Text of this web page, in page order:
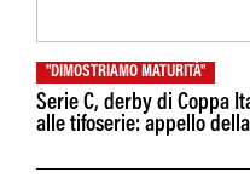
"DIMOSTRIAMO MATURITÀ"
Serie C, derby di Coppa
alle tifoserie: appello